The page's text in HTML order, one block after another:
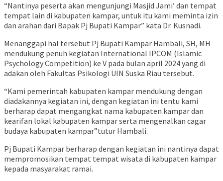
“Nantinya peserta akan mengunjungi Masjid Jami’ dan tempat
tempat lain di kabupaten kampar, untuk itu kami meminta izin
dan arahan dari Bapak Pj Bupati Kampar” kata Dr. Kusnadi.
Menanggapi hal tersebut Pj Bupati Kampar Hambali, SH, MH
mendukung penuh kegiatan International IPCOM (Islamic
Psychology Competition) ke V pada bulan april 2024 yang di
adakan oleh Fakultas Psikologi UIN Suska Riau tersebut.
“Kami pemerintah kabupaten kampar mendukung dengan
diadakannya kegiatan ini, dengan kegiatan ini tentu kami
berharap dapat mengangkat nama kabupaten kampar dan
kearifan lokal kabupaten kampar serta mengenalkan cagar
budaya kabupaten kampar”tutur Hambali.
Pj Bupati Kampar berharap dengan kegiatan ini nantinya dapat
mempromosikan tempat tempat wisata di kabupaten kampar
kepada masyarakat ramai.